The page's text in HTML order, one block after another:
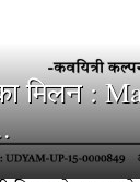
मिलन :